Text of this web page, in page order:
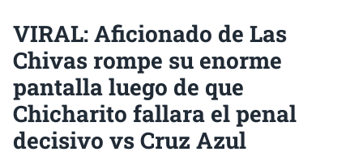
VIRAL: Aficionado de Las
Chivas rompe su enorme
pantalla luego de que
Chicharito fallara el penal
decisivo vs Cruz Azul